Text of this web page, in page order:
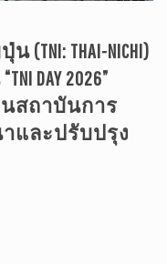
THAI-NICHI)
DAY 2026”
สถาบันการ
และปรับปรุง